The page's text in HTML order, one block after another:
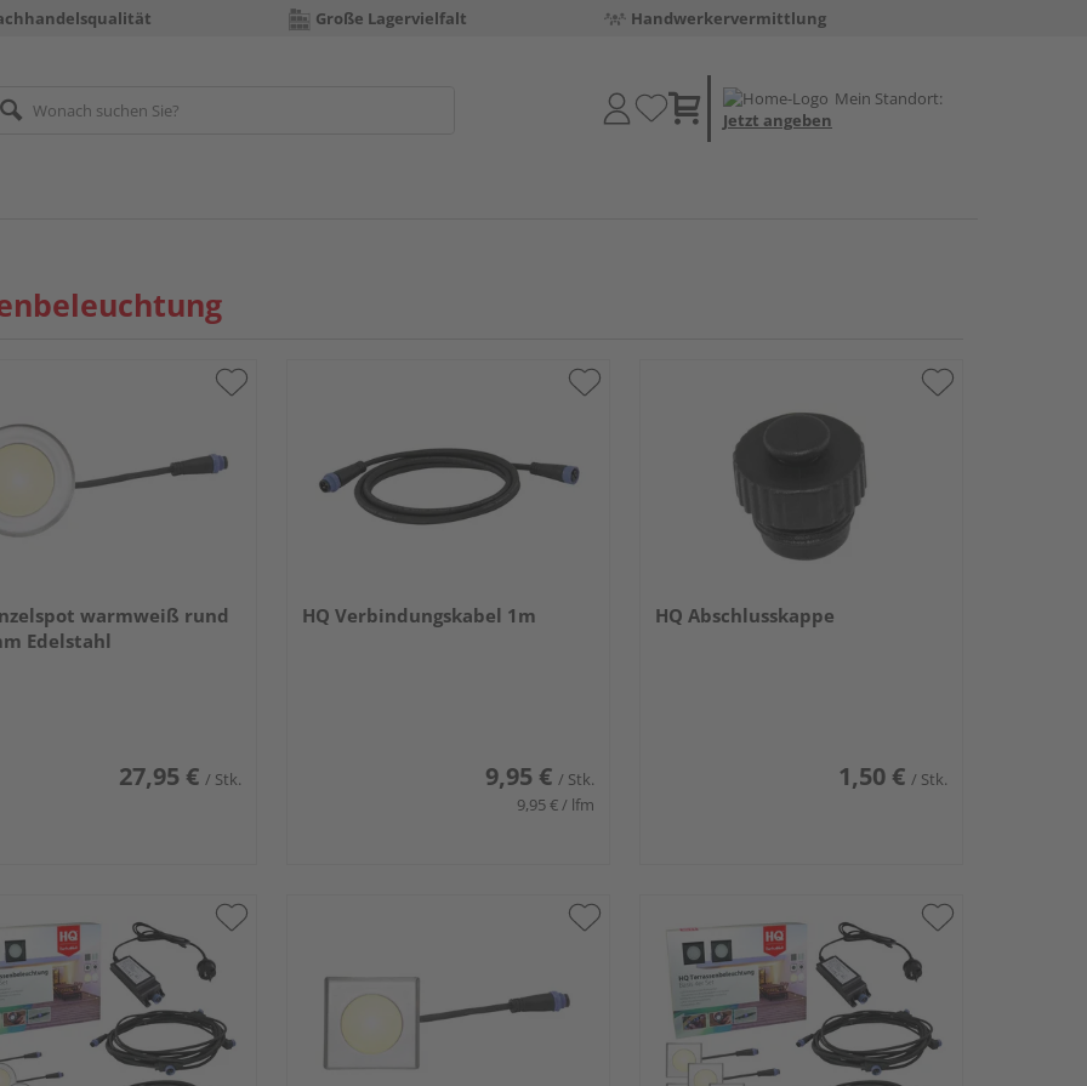
Große Lagervielfalt Handwerkervermittlung
Mein Standort:
Jetzt angeben
warmweiß rund
Edelstahl
27,95 € / Stk.
HQ Verbindungskabel 1m
9,95 € / Stk.
9,95 € / lfm
HQ Abschlusskappe
1,50 € / Stk.